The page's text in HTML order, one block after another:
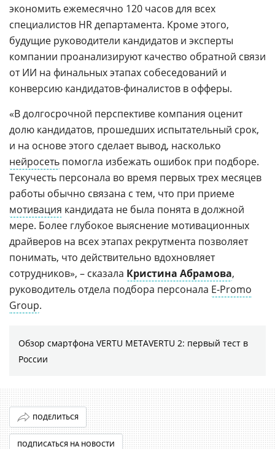
экономить ежемесячно 120 часов для всех
специалистов HR департамента. Кроме этого,
будущие руководители кандидатов и эксперты
компании проанализируют качество обратной связи
от ИИ на финальных этапах собеседований и
конверсию кандидатов-финалистов в офферы.
«В долгосрочной перспективе компания оценит
долю кандидатов, прошедших испытательный срок,
и на основе этого сделает вывод, насколько
нейросеть помогла избежать ошибок при подборе.
Текучесть персонала во время первых трех месяцев
работы обычно связана с тем, что при приеме
мотивация кандидата не была понята в должной
мере. Более глубокое выяснение мотивационных
драйверов на всех этапах рекрутмента позволяет
понимать, что действительно вдохновляет
сотрудников», – сказала Кристина Абрамова,
руководитель отдела подбора персонала E-Promo
Group.
Обзор смартфона VERTU METAVERTU 2: первый тест в
России
ПОДЕЛИТЬСЯ
ПОДПИСАТЬСЯ НА НОВОСТИ